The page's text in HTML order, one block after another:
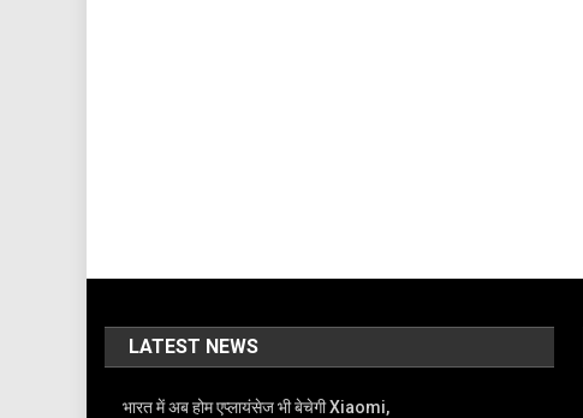
LATEST NEWS
भारत में अब होम एप्लायंसेज भी बेचेगी Xiaomi,